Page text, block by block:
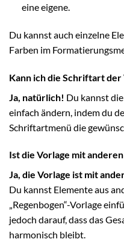
eine eigene.
Du kannst auch einzelne
Farben im
Kann ich die Schriftart der
Ja, natürlich! Du kannst
einfach ändern, indem du
Schriftartmenü die
Ist die Vorlage mit
Ja, die Vorlage ist mit
Du kannst Elemente aus
„Regenbogen“-Vorlage
jedoch darauf, dass das
harmonisch bleibt.